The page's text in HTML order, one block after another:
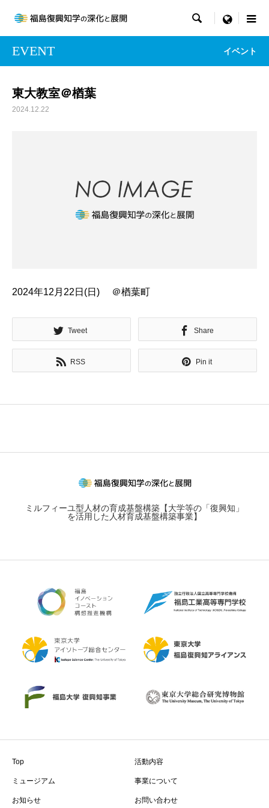
 menu
EVENT イベント
東大教室＠楢葉
2024.12.22
2024年12月22日(日) ＠楢葉町
Tweet Share
RSS Pin it
ミルフィーユ型人材の育成基盤構築【大学等の「復興知」
を活用した人材育成基盤構築事業】
Top 活動内容
ミュージアム 事業について
お知らせ お問い合わせ